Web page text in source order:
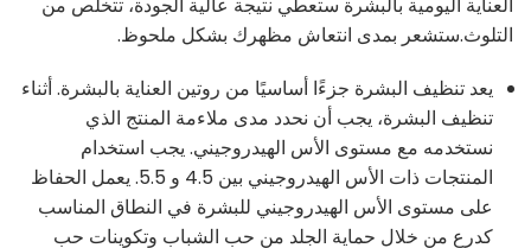
العناية اليومية بالبشرة ستعطي نتيجة عالية الجودة، تتخلص من
التلوث.ستشعر بمدى انتعاش مظهرك بشكل ملحوظ.
يعد تنظيف البشرة جزءًا أساسيًا من روتين العناية بالبشرة. أثناء
تنظيف البشرة، يجب أن نحدد مدى ملاءمة المنتج الذي
نستخدمه مع مستوى الأس الهيدروجيني. يجب استخدام
المنتجات ذات الأس الهيدروجيني بين 4.5 و 5.5. يعمل الحفاظ
على مستوى الأس الهيدروجيني للبشرة في النطاق المناسب
كدرع من خلال حماية الجلد من حب الشباب وتكوينات حب